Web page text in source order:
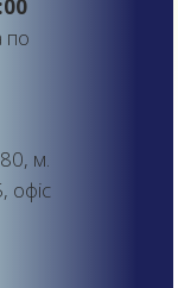
по
м.
офіс